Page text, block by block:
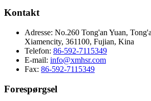
Kontakt
Adresse: No.260 Tong'an Yuan,
Xiamencity, 361100, Fujian, Kina
Telefon: 86-592-7115349
E-mail: info@xmhsr.com
Fax: 86-592-7115349
Forespørgsel